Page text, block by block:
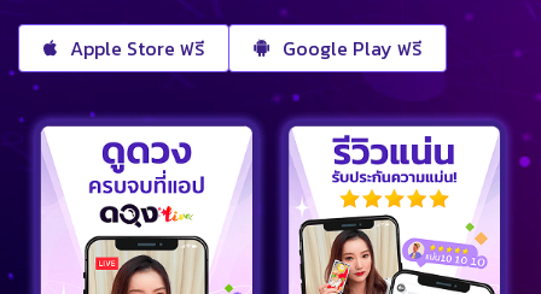
Apple Store ฟรี Google Play ฟรี